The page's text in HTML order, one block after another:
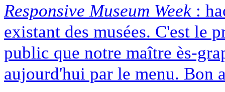
Responsive Museum Week :
existant des musées. C'est le
public que notre maître ès-
aujourd'hui par le menu. Bon